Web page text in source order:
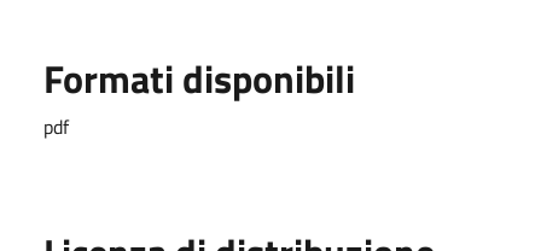
Formati disponibili
pdf